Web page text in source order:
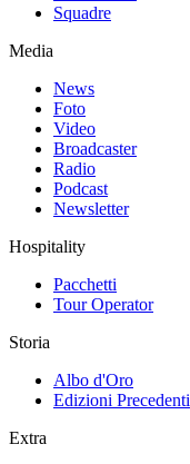
Squadre
Media
News
Foto
Video
Broadcaster
Radio
Podcast
Newsletter
Hospitality
Pacchetti
Tour Operator
Storia
Albo d'Oro
Edizioni Precedenti
Extra